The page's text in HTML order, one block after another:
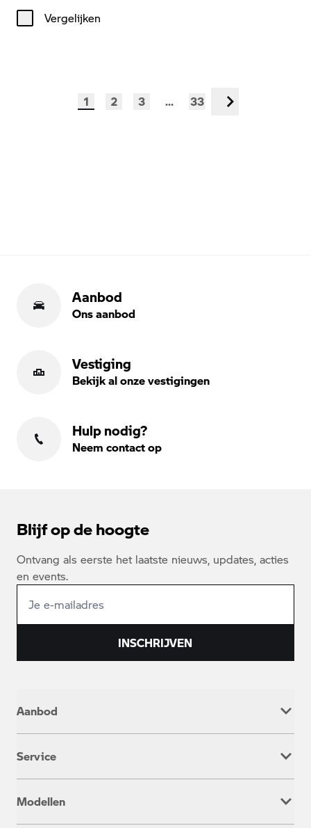
Vergelijken
1 2 3 ... 33 Volgende
Aanbod
Ons aanbod
Vestiging
Bekijk al onze vestigingen
Hulp nodig?
Neem contact op
Blijf op de hoogte
Ontvang als eerste het laatste nieuws, updates, acties
en events.
INSCHRIJVEN
Aanbod
Occasion
Service
Onderhoud & Reparatie
Service inclusive
Modellen